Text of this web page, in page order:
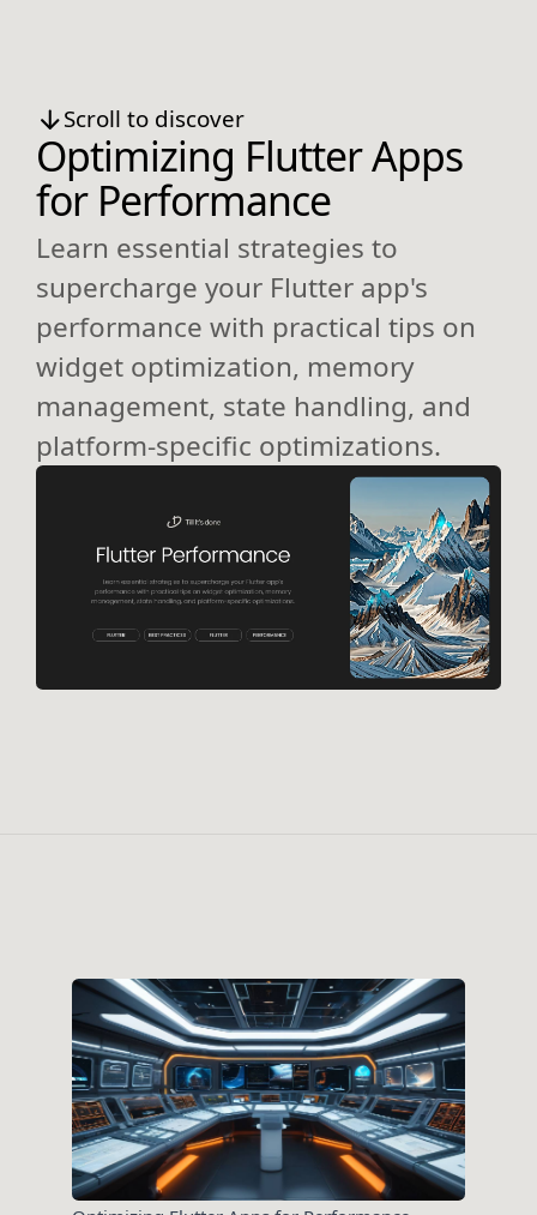
Scroll to discover
Optimizing Flutter Apps
for Performance
Learn essential strategies to
supercharge your Flutter app's
performance with practical tips on
widget optimization, memory
management, state handling, and
platform-specific optimizations.